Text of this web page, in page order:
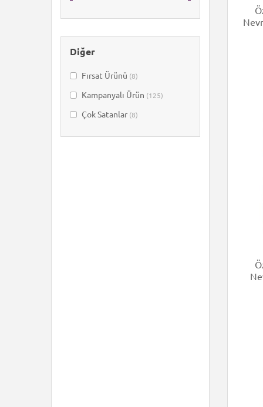
Diğer
Fırsat Ürünü (8)
Kampanyalı Ürün (125)
Çok Satanlar (8)